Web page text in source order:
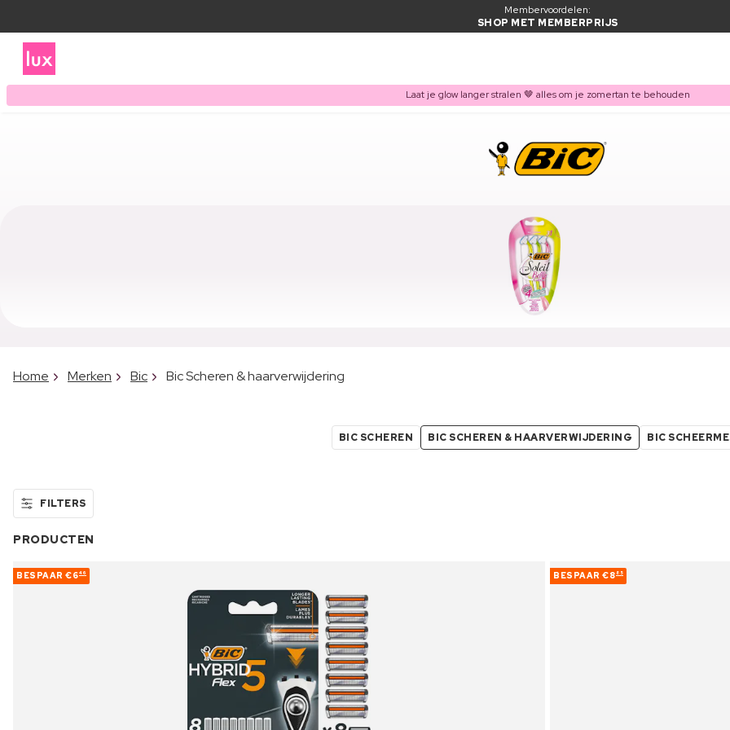
Membervoordelen:
SHOP MET MEMBERPRIJS
Laat je glow langer stralen 🤎 alles om je zomertan te behouden
Home Merken Bic Bic Scheren & haarverwijdering
BIC SCHEREN BIC SCHEREN & HAARVERWIJDERING BIC
FILTERS
PRODUCTEN
BESPAAR €646 BESPAAR €8 85